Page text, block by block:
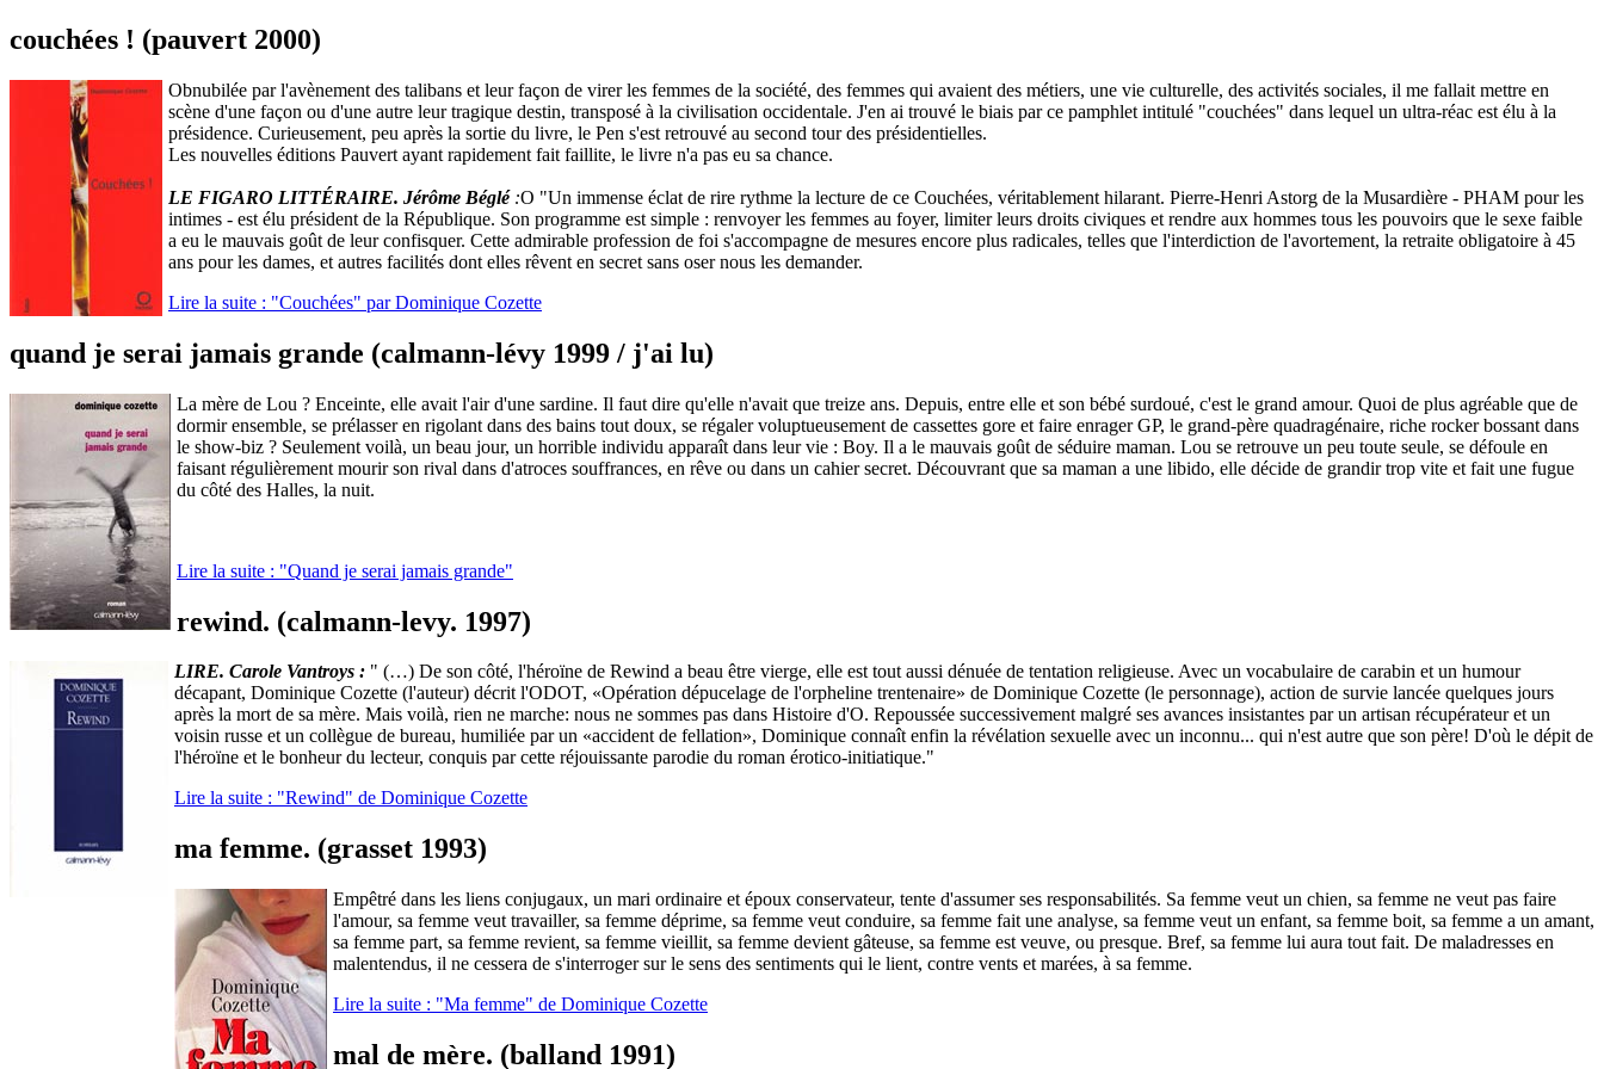
couchées ! (pauvert 2000)
Obnubilée par l'avènement des talibans et leur façon de virer les femmes de la société, des femmes qui avaient des métiers, une vie culturelle, des activités sociales, il me fallait mettre en
scène d'une façon ou d'une autre leur tragique destin, transposé à la civilisation occidentale. J'en ai trouvé le biais par ce pamphlet intitulé "couchées" dans lequel un ultra-réac est élu à la
présidence. Curieusement, peu après la sortie du livre, le Pen s'est retrouvé au second tour des présidentielles.
Les nouvelles éditions Pauvert ayant rapidement fait faillite, le livre n'a pas eu sa chance.
LE FIGARO LITTÉRAIRE. Jérôme Béglé:O "Un immense éclat de rire rythme la lecture de ce Couchées, véritablement hilarant. Pierre-Henri Astorg de la Musardière - PHAM pour les
intimes - est élu président de la République. Son programme est simple : renvoyer les femmes au foyer, limiter leurs droits civiques et rendre aux hommes tous les pouvoirs que le sexe faible
a eu le mauvais goût de leur confisquer. Cette admirable profession de foi s'accompagne de mesures encore plus radicales, telles que l'interdiction de l'avortement, la retraite obligatoire à 45
ans pour les dames, et autres facilités dont elles rêvent en secret sans oser nous les demander.
Lire la suite : "Couchées" par Dominique Cozette
quand je serai jamais grande (calmann-lévy 1999 / j'ai lu)
La mère de Lou ? Enceinte, elle avait l'air d'une sardine. Il faut dire qu'elle n'avait que treize ans. Depuis, entre elle et son bébé surdoué, c'est le grand amour. Quoi de plus agréable que de
dormir ensemble, se prélasser en rigolant dans des bains tout doux, se régaler voluptueusement de cassettes gore et faire enrager GP, le grand-père quadragénaire, riche rocker bossant dans
le show-biz ? Seulement voilà, un beau jour, un horrible individu apparaît dans leur vie : Boy. Il a le mauvais goût de séduire maman. Lou se retrouve un peu toute seule, se défoule en
faisant régulièrement mourir son rival dans d'atroces souffrances, en rêve ou dans un cahier secret. Découvrant que sa maman a une libido, elle décide de grandir trop vite et fait une fugue
du côté des Halles, la nuit.
Lire la suite : "Quand je serai jamais grande"
rewind. (calmann-levy. 1997)
LIRE. Carole Vantroys : " (…) De son côté, l'héroïne de Rewind a beau être vierge, elle est tout aussi dénuée de tentation religieuse. Avec un vocabulaire de carabin et un humour
décapant, Dominique Cozette (l'auteur) décrit l'ODOT, «Opération dépucelage de l'orpheline trentenaire» de Dominique Cozette (le personnage), action de survie lancée quelques jours
après la mort de sa mère. Mais voilà, rien ne marche: nous ne sommes pas dans Histoire d'O. Repoussée successivement malgré ses avances insistantes par un artisan récupérateur et un
voisin russe et un collègue de bureau, humiliée par un «accident de fellation», Dominique connaît enfin la révélation sexuelle avec un inconnu... qui n'est autre que son père! D'où le dépit de
l'héroïne et le bonheur du lecteur, conquis par cette réjouissante parodie du roman érotico-initiatique."
Lire la suite : "Rewind" de Dominique Cozette
ma femme. (grasset 1993)
Empêtré dans les liens conjugaux, un mari ordinaire et époux conservateur, tente d'assumer ses responsabilités. Sa femme veut un chien, sa femme ne veut pas faire
l'amour, sa femme veut travailler, sa femme déprime, sa femme veut conduire, sa femme fait une analyse, sa femme veut un enfant, sa femme boit, sa femme a un amant,
sa femme part, sa femme revient, sa femme vieillit, sa femme devient gâteuse, sa femme est veuve, ou presque. Bref, sa femme lui aura tout fait. De maladresses en
malentendus, il ne cessera de s'interroger sur le sens des sentiments qui le lient, contre vents et marées, à sa femme.
Lire la suite : "Ma femme" de Dominique Cozette
mal de mère. (balland 1991)